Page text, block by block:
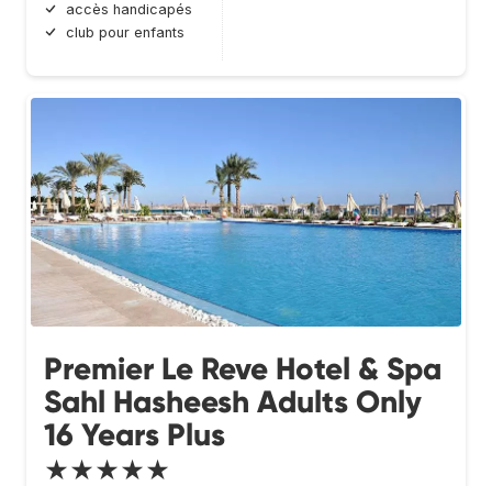
accès handicapés
club pour enfants
Premier Le Reve Hotel & Spa
Sahl Hasheesh Adults Only
16 Years Plus
★★★★★